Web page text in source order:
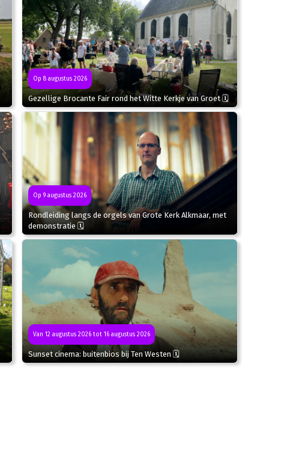
Op 8 augustus 2026
Gezellige Brocante Fair rond het Witte Kerkje van Groet 🗓
Op 9 augustus 2026
Rondleiding langs de orgels van Grote Kerk Alkmaar, met
demonstratie 🗓
Van 12 augustus 2026 tot 16 augustus 2026
Sunset cinema: buitenbios bij Ten Westen 🗓